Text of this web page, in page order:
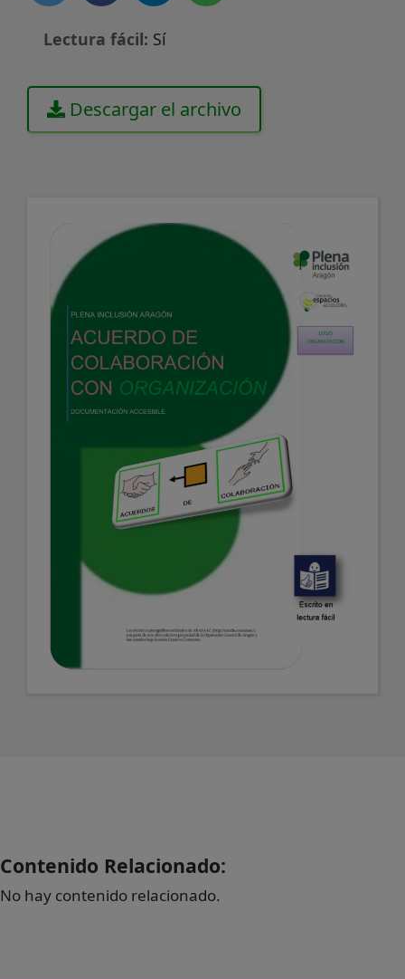
Lectura fácil: Sí
Descargar el archivo
Contenido Relacionado:
No hay contenido relacionado.